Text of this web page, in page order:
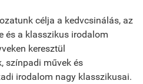
célja a kedvcsinálás, az
és a klasszikus irodalom
keresztül
színpadi művek és
irodalom nagy klasszikusai.